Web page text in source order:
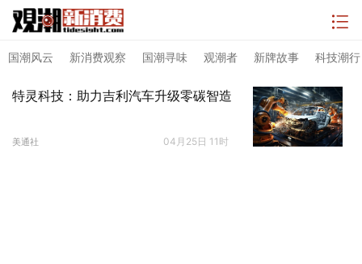
国潮风云 新消费观察 国潮寻味 观潮者 新牌故事 科技潮行
特灵科技：助力吉利汽车升级零碳智造
美通社 04月25日 11时